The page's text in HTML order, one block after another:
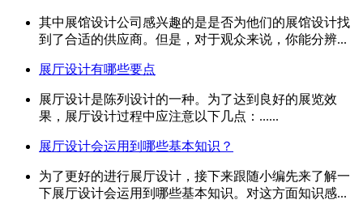
其中展馆设计公司感兴趣的是是否为他们的展馆设计找
到了合适的供应商。但是，对于观众来说，你能分辨...
展厅设计有哪些要点
展厅设计是陈列设计的一种。为了达到良好的展览效
果，展厅设计过程中应注意以下几点：......
展厅设计会运用到哪些基本知识？
为了更好的进行展厅设计，接下来跟随小编先来了解一
下展厅设计会运用到哪些基本知识。对这方面知识感...